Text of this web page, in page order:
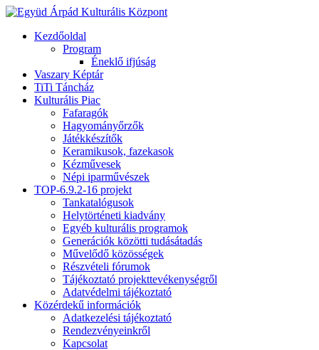
Kezdőoldal
Program
Éneklő ifjúság
Vaszary Képtár
TiTi Táncház
Kulturális Piac
Fafaragók
Hagyományőrzők
Játékkészítők
Keramikusok, fazekasok
Kézművesek
Népi iparművészek
TOP-6.9.2-16 projekt
Tankatalógusok
Helytörténeti kiadvány
Egyéb kulturális programok
Generációk közötti tudásátadás
Művelődő közösségek
Részvételi fórumok
Tájékoztató projekttevékenységről
Adatvédelmi tájékoztató
Közérdekű információk
Adatkezelési tájékoztató
Rendezvényeinkről
Kapcsolat